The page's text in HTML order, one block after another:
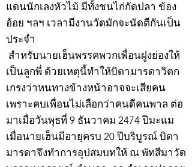
แดนนักเลงหัวไม้ มีทั้งชนไก่กัดปลา ข้อง
อ้อย ฯลฯ เวลามีงานวัดมักจะนัดตีกันเป็น
ประจำ
สำหรับนายเฮ็นพรรคพวกเพื่อนฝูงย่องให้
เป็นลูกพี่ ด้วยเหตุนี้ทำให้บิดามารดาวิตก
เกรงว่าหนทางข้างหน้าอาจจะเสียคน
เพราะคบเพื่อนไม่เลือกว่าคนดีคนพาล ต่อ
มาเมื่อวันพุธที่ 9 ธันวาคม 2474 ปีมะแม
เมื่อนายเฮ็นมีอายุครบ 20 ปีบริบูรณ์ บิดา
มารดาจึงทำการอุปสมบทให้ ณ พัทสีมาวัด